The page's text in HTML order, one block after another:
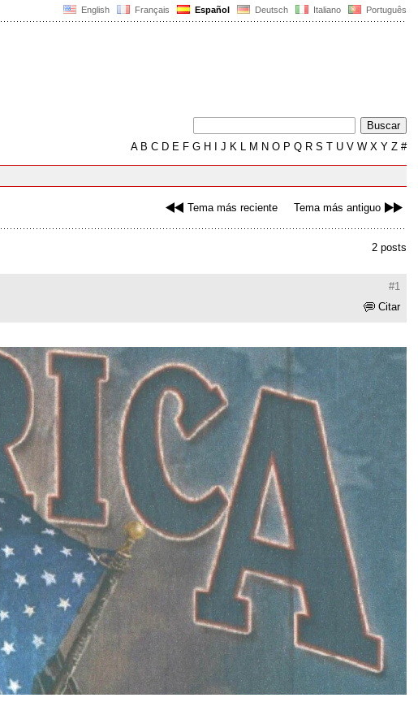
English Français Español Deutsch Italiano Português
AB C D E F G H J K L M N O P Q R S T U V W X Y Z #
Tema más reciente Tema más antiguo
2 posts
#1
Citar